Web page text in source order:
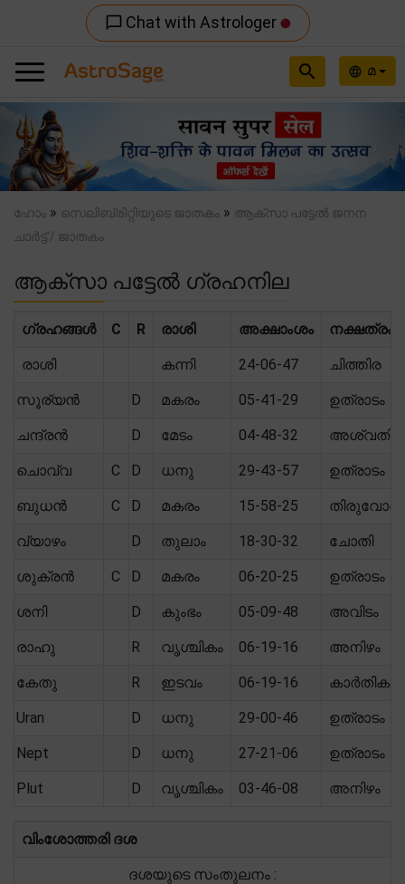
chat_bubble_outline Chat with Astrologer
language മ
search
Previous
ഹോം » സെലിബ്രിറ്റിയുടെ ജാതകം » ആക്സാ പട്ടേൽ ജനന
ചാർട്ട് / ജാതകം
ആക്സാ പട്ടേൽ ഗ്രഹനില
ഗ്രഹങ്ങൾ C R രാശി അക്ഷാംശം നക്ഷത്രം
രാശി കന്നി 24-06-47 ചിത്തിര
സൂര്യൻ D മകരം 05-41-29 ഉത്രാടം
ചന്ദ്രൻ D മേടം 04-48-32 അശ്വതി
ചൊവ്വ C D ധനു 29-43-57 ഉത്രാടം
ബുധൻ C D മകരം 15-58-25
വ്യാഴം D തുലാം 18-30-32 ചോതി
ശുക്രൻ C D മകരം 06-20-25 ഉത്രാടം
ശനി D കുംഭം 05-09-48 അവിടം
രാഹു R വൃശ്ചികം 06-19-16 അനിഴം
കേതു R ഇടവം 06-19-16 കാർതിക
Uran D ധനു 29-00-46 ഉത്രാടം
Nept D ധനു 27-21-06 ഉത്രാടം
Plut D വൃശ്ചികം 03-46-08 അനിഴം
വിംശോത്തരി ദശ
ദശയുടെ സംതുലനം :